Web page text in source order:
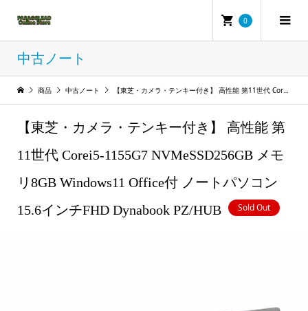
0
中古ノート
商品 中古ノート 【東芝・カメラ・テンキー付き】 高性能 第11世代 Corei5-1155G7 NVMeSSD256GB メモリ8GB Windows11 Office付 ノートパソコン 15.6インチFHD Dynabook PZ/HUB
【東芝・カメラ・テンキー付き】 高性能 第
11世代 Corei5-1155G7 NVMeSSD256GB メモ
リ8GB Windows11 Office付 ノートパソコン
15.6インチFHD Dynabook PZ/HUB
Sold Out